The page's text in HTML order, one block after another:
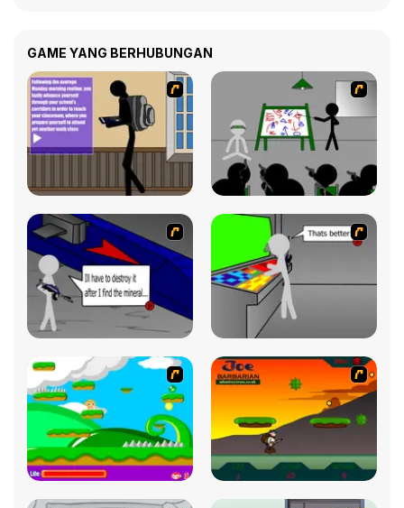
GAME YANG BERHUBUNGAN